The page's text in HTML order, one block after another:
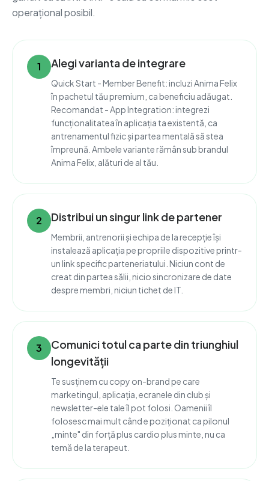
operațional posibil.
1 Alegi varianta de integrare
Quick Start - Member Benefit: incluzi Anima Felix
în pachetul tău premium, ca beneficiu adăugat.
Recomandat - App Integration: integrezi
funcționalitatea în aplicația ta existentă, ca
antrenamentul fizic și partea mentală să stea
împreună. Ambele variante rămân sub brandul
Anima Felix, alături de al tău.
2 Distribui un singur link de partener
Membrii, antrenorii și echipa de la recepție își
instalează aplicația pe propriile dispozitive printr-
un link specific parteneriatului. Niciun cont de
creat din partea sălii, nicio sincronizare de date
despre membri, niciun tichet de IT.
3
Comunici totul ca parte din triunghiul
longevității
Te susținem cu copy on-brand pe care
marketingul, aplicația, ecranele din club și
newsletter-ele tale îl pot folosi. Oamenii îl
folosesc mai mult când e poziționat ca pilonul
„minte" din forță plus cardio plus minte, nu ca
temă de la terapeut.